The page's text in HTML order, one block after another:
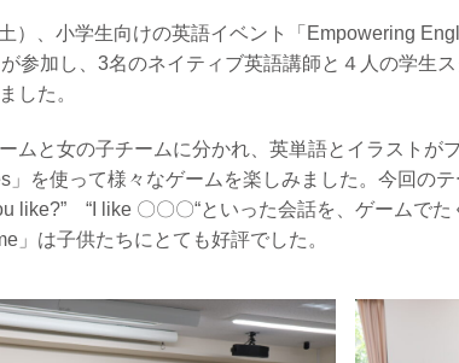
）、小学生向けの英語イベント「Empowering
参加し、3名のネイティブ英語講師と４人の学生
した。
ムと女の子チームに分かれ、英単語とイラストが
」を使って様々なゲームを楽しみました。今回のテ
like?” “I like 〇〇〇“といった会話を、ゲームで
」は子供たちにとても好評でした。